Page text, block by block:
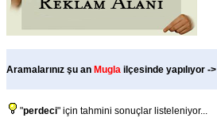
Aramalarınız şu an Mugla ilçesinde yapılıyor ->
"perdeci" için tahmini sonuçlar listeleniyor...